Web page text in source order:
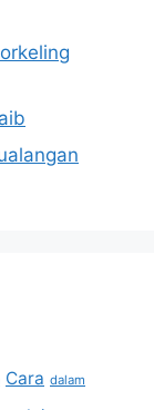
Cara dalam